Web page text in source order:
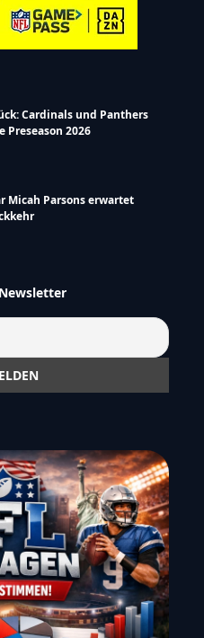
Cardinals und Panthers
Preseason 2026
Micah Parsons erwartet